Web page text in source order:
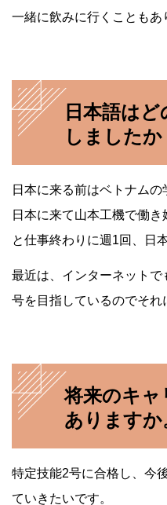
一緒に飲みに行くこともあ
日本語は
しましたか
日本に来る前はベトナムの
日本に来て山本工機で働
と仕事終わりに週1回、日
最近は、インターネット
号を目指しているのでそれ
将来のキャ
ありますか
特定技能2号に合格し、今
ていきたいです。